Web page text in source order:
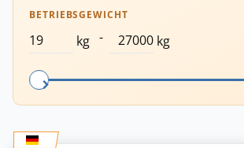
BETRIEBSGEWICHT
kg - kg